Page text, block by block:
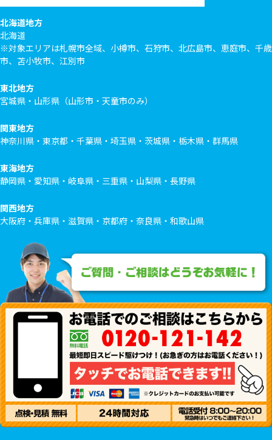
北海道地方
北海道
※対象エリアは札幌市全域、小樽市、石狩市、北広島市、恵庭市、千歳
市、苫小牧市、江別市
東北地方
宮城県・山形県（山形市・天童市のみ）
関東地方
神奈川県・東京都・千葉県・埼玉県・茨城県・栃木県・群馬県
東海地方
静岡県・愛知県・岐阜県・三重県・山梨県・長野県
関西地方
大阪府・兵庫県・滋賀県・京都府・奈良県・和歌山県